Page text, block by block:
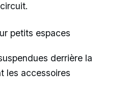
petits espaces
derrière la
les accessoires